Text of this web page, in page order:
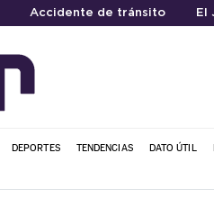
Accidente de tránsito El
DEPORTES TENDENCIAS DATO ÚTIL